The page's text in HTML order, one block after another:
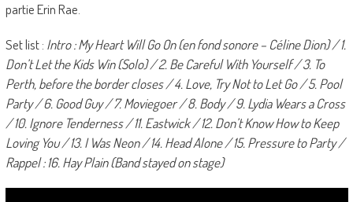
partie Erin Rae.
Set list : Intro : My Heart Will Go On (en fond sonore – Céline Dion) / 1.
Don’t Let the Kids Win (Solo) / 2. Be Careful With Yourself / 3. To
Perth, before the border closes / 4. Love, Try Not to Let Go / 5. Pool
Party / 6. Good Guy / 7. Moviegoer / 8. Body / 9. Lydia Wears a Cross
/ 10. Ignore Tenderness / 11. Eastwick / 12. Don’t Know How to Keep
Loving You / 13. I Was Neon / 14. Head Alone / 15. Pressure to Party /
Rappel : 16. Hay Plain (Band stayed on stage)